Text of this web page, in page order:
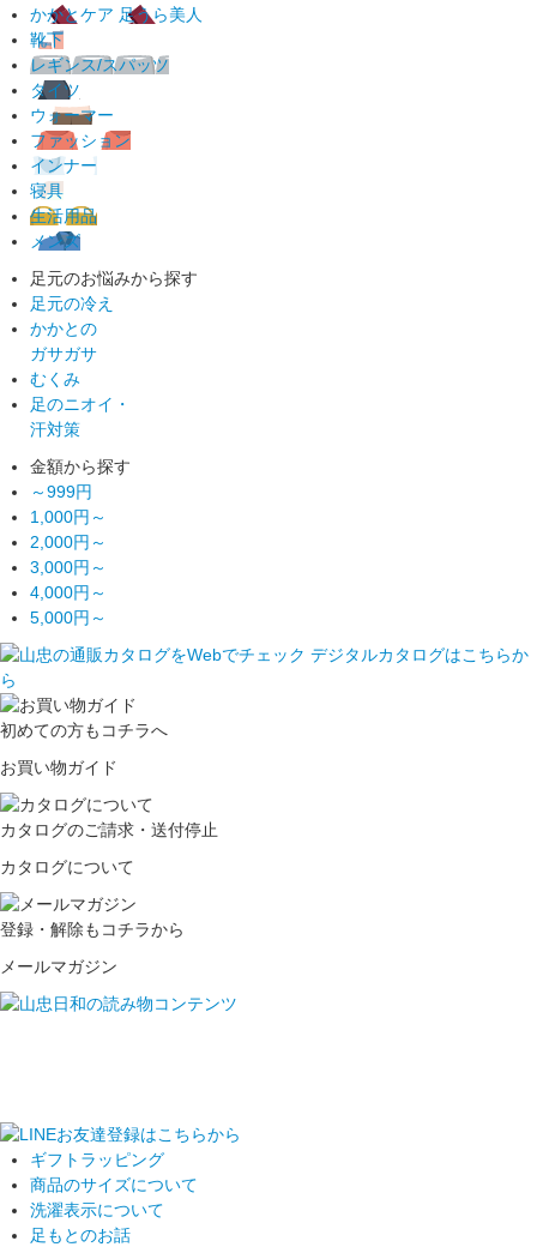
かかとケア 足うら美人
靴下
レギンス/スパッツ
タイツ
ウォーマー
ファッション
インナー
寝具
生活用品
メンズ
足元のお悩みから探す
足元の冷え
かかとの
ガサガサ
むくみ
足のニオイ・
汗対策
金額から探す
～999円
1,000円～
2,000円～
3,000円～
4,000円～
5,000円～
初めての方もコチラへ
お買い物ガイド
カタログのご請求・送付停止
カタログについて
登録・解除もコチラから
メールマガジン
ギフトラッピング
商品のサイズについて
洗濯表示について
足もとのお話